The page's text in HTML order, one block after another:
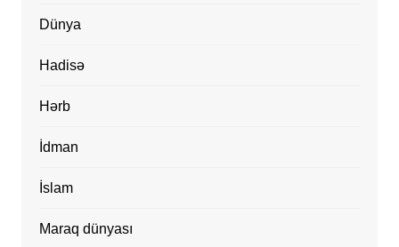
Dünya
Hadisə
Hərb
İdman
İslam
Maraq dünyası